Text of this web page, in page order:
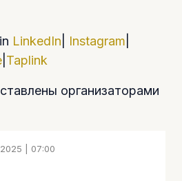
LinkedIn Instagram
Taplink
организаторами
| 07:00